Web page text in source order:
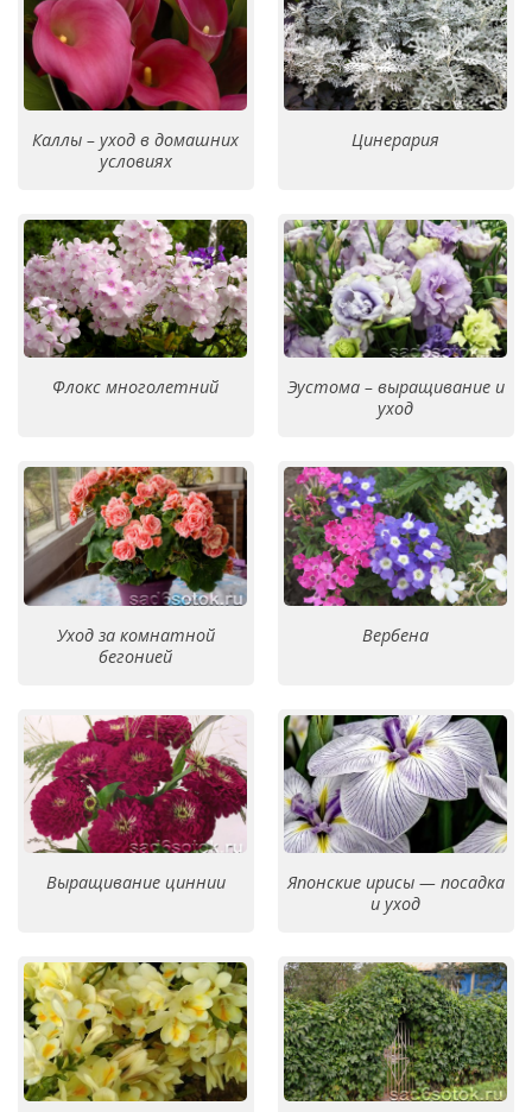
Каллы – уход в домашних
условиях
Цинерария
Флокс многолетний
Эустома – выращивание и
уход
Уход за комнатной
бегонией
Вербена
Выращивание циннии
Японские ирисы — посадка
и уход